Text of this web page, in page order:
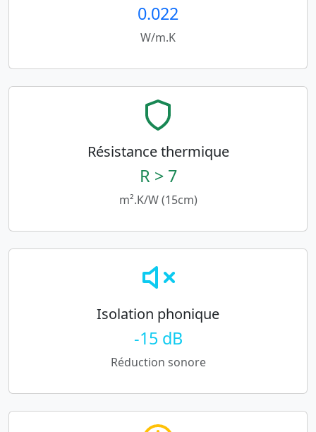
0.022
W/m.K
Résistance thermique
R > 7
m².K/W (15cm)
Isolation phonique
-15 dB
Réduction sonore